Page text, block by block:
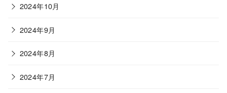
2024年10月
2024年9月
2024年8月
2024年7月